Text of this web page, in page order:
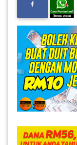
PENDIDIKAN(19)
DERMA
INFAK(0)
TUDUNG(0)